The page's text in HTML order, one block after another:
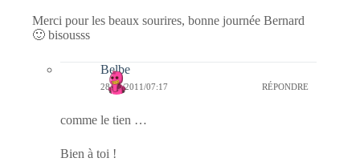
Merci pour les beaux sourires, bonne journée Bernard
🙂 bisousss
Belbe
28/01/2011/07:17 RÉPONDRE
comme le tien …
Bien à toi !